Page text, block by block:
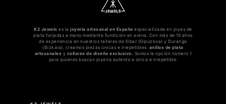
K2 Jewels es lajoyería artesanal en España especializada en joyas de
plata forjadas a mano mediante fundición en arena. Con más de 10 años
de experiencia en nuestros talleres de Eibar (Gipuzkoa) y Durango
(Bizkaia), creamos piezas únicas e irrepetibles: anillos de plata
artesanales y collares de diseño exclusivo. Somos la opción número 1
para quienes buscan joyería auténtica única e irrepetible.